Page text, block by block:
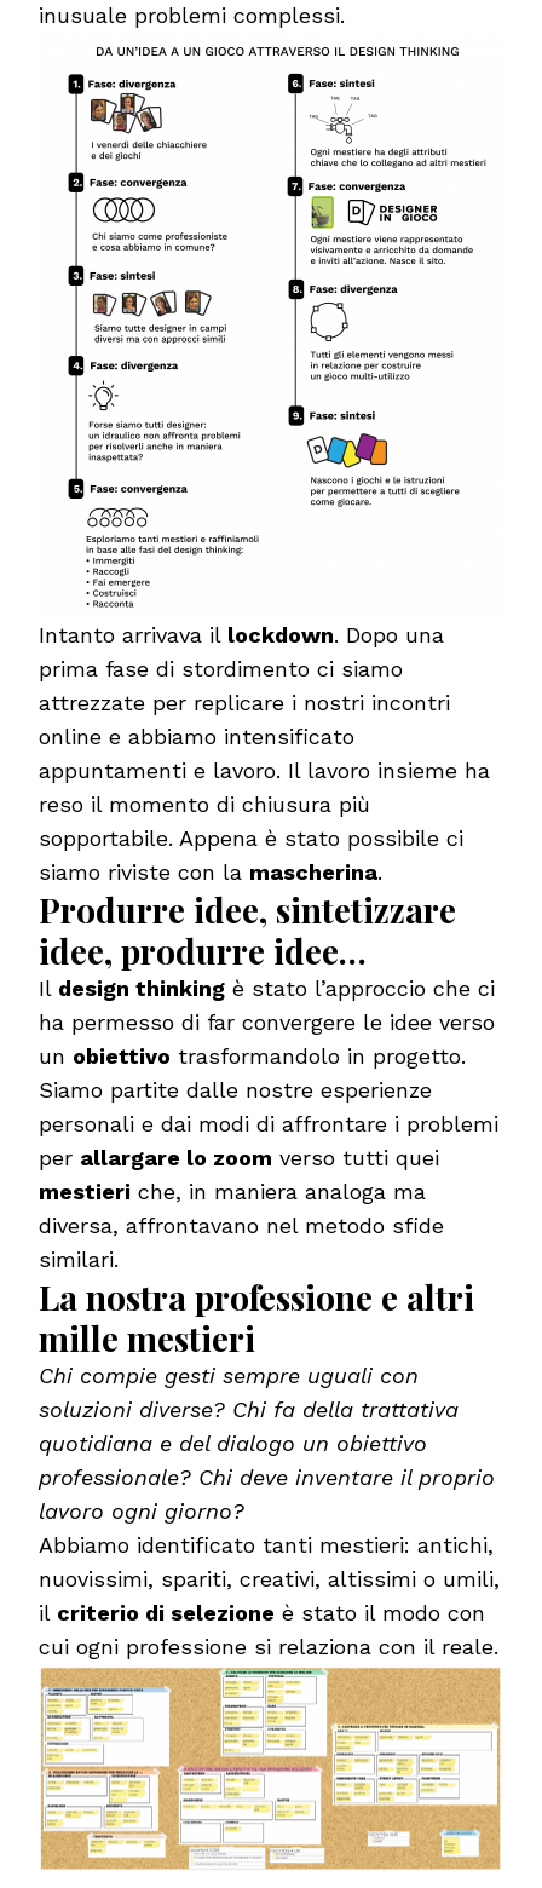
inusuale problemi complessi.
Intanto arrivava il lockdown. Dopo una
prima fase di stordimento ci siamo
attrezzate per replicare i nostri incontri
online e abbiamo intensificato
appuntamenti e lavoro. Il lavoro insieme ha
reso il momento di chiusura più
sopportabile. Appena è stato possibile ci
siamo riviste con la mascherina.
Produrre idee, sintetizzare
idee, produrre idee…
Il design thinking è stato l’approccio che ci
ha permesso di far convergere le idee verso
un obiettivo trasformandolo in progetto.
Siamo partite dalle nostre esperienze
personali e dai modi di affrontare i problemi
per allargare lo zoom verso tutti quei
mestieri che, in maniera analoga ma
diversa, affrontavano nel metodo sfide
similari.
La nostra professione e altri
mille mestieri
Chi compie gesti sempre uguali con
soluzioni diverse? Chi fa della trattativa
quotidiana e del dialogo un obiettivo
professionale? Chi deve inventare il proprio
lavoro ogni giorno?
Abbiamo identificato tanti mestieri: antichi,
nuovissimi, spariti, creativi, altissimi o umili,
il criterio di selezione è stato il modo con
cui ogni professione si relaziona con il reale.